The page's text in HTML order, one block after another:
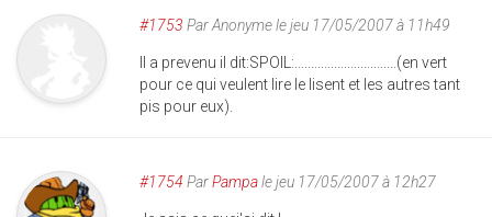
#1753 ParAnonymele jeu 17/05/2007 à 11h49
Il a prevenu il dit:SPOIL:...............................(en vert
pour ce qui veulent lire le lisent et les autres tant
pis pour eux).
#1754 ParPampale jeu 17/05/2007 à 12h27